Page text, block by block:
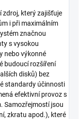
zdroj, který zajišťuje
i při maximálním
značnou
s vysokou
nebo výkonné
budoucí rozšíření
disků) bez
standardy účinnosti
efektivní provoz s
Samozřejmostí jsou
zkratu apod.), které